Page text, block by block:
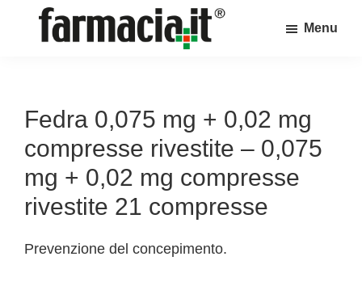
sul
mondo
della
farmacia
online
Menu
Fedra 0,075 mg + 0,02 mg
compresse rivestite – 0,075
mg + 0,02 mg compresse
rivestite 21 compresse
Prevenzione del concepimento.